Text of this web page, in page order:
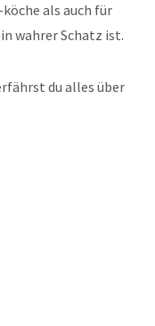
als auch für
wahrer Schatz ist.
du alles über